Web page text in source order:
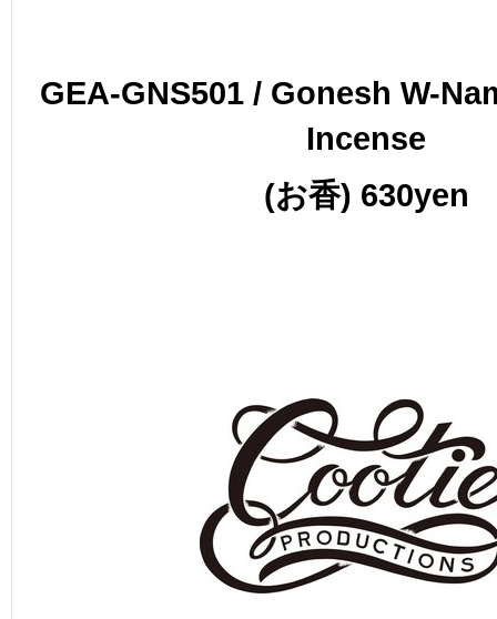
GEA-GNS501 / Gonesh W-
Incense
(お香) 630yen